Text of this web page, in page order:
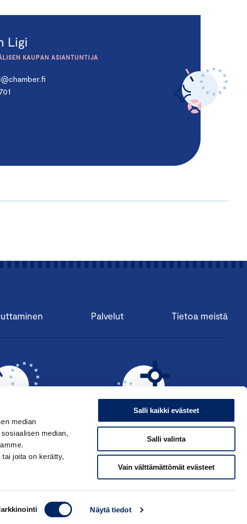
median
median,
joita on kerätty,
Näytä tiedot
Salli kaikki evästeet
Salli valinta
Vain välttämättömät evästeet
Ligi
KAUPAN ASIANTUNTIJA
Palvelut Tietoa meistä
JÄSENEKSI › HAE ANSIOMERKKIÄ ›
Keskuskauppakamarin tietosuojaseloste